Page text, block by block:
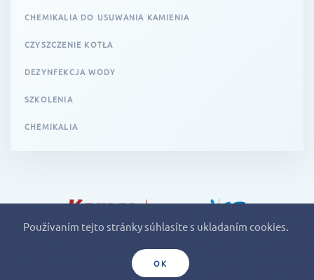
Používaním tejto stránky súhlasíte s ukladaním cookies.
OK
CHEMIKALIA DO USUWANIA KAMIENIA
CZYSZCZENIE KOTŁA
DEZYNFEKCJA WODY
SZKOLENIA
CHEMIKALIA
MAROX, s.r.o., Klincová 37, 821 08 Bratislava